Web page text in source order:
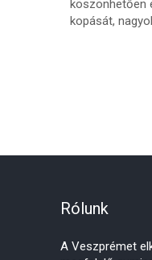
köszönhetően
kopását,
Rólunk
A Veszprémet